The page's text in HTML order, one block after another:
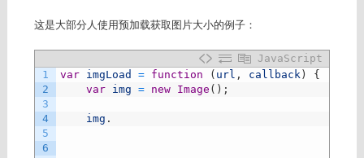
这是大部分人使用预加载获取图片大小的例子：
JavaScript
1
2
3
4
5
6
var imgLoad = function ( url , callback )
{
var
img = new Image ( ) ;
img .